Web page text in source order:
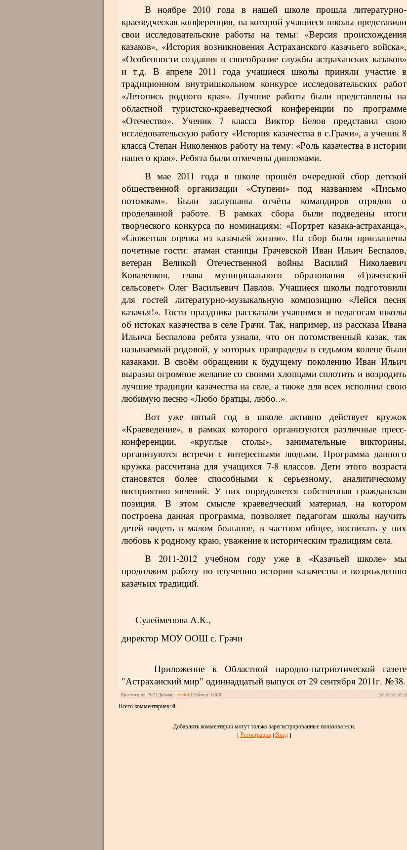
В ноябре 2010 года в нашей школе прошла литературно-
краеведческая конференция, на которой учащиеся школы представили
свои исследовательские работы на темы: «Версия происхождения
казаков», «История возникновения Астраханского казачьего войска»,
«Особенности создания и своеобразие службы астраханских казаков»
и т.д. В апреле 2011 года учащиеся школы приняли участие в
традиционном внутришкольном конкурсе исследовательских работ
«Летопись родного края». Лучшие работы были представлены на
областной туристско-краеведческой конференции по программе
«Отечество». Ученик 7 класса Виктор Белов представил свою
исследовательскую работу «История казачества в с.Грачи», а ученик 8
класса Степан Николенков работу на тему: «Роль казачества в истории
нашего края». Ребята были отмечены дипломами.
В мае 2011 года в школе прошёл очередной сбор детской
общественной организации «Ступени» под названием «Письмо
потомкам». Были заслушаны отчёты командиров отрядов о
проделанной работе. В рамках сбора были подведены итоги
творческого конкурса по номинациям: «Портрет казака-астраханца»,
«Сюжетная оценка из казачьей жизни». На сбор были приглашены
почетные гости: атаман станицы Грачевской Иван Ильич Беспалов,
ветеран Великой Отечественной войны Василий Николаевич
Коваленков, глава муниципального образования «Грачевский
сельсовет» Олег Васильевич Павлов. Учащиеся школы подготовили
для гостей литературно-музыкальную композицию «Лейся песня
казачья!». Гости праздника рассказали учащимся и педагогам школы
об истоках казачества в селе Грачи. Так, например, из рассказа Ивана
Ильича Беспалова ребята узнали, что он потомственный казак, так
называемый родовой, у которых прапрадеды в седьмом колене были
казаками. В своём обращении к будущему поколению Иван Ильич
выразил огромное желание со своими хлопцами сплотить и возродить
лучшие традиции казачества на селе, а также для всех исполнил свою
любимую песню «Любо братцы, любо..».
Вот уже пятый год в школе активно действует кружок
«Краеведение», в рамках которого организуются различные пресс-
конференции, «круглые столы», занимательные викторины,
организуются встречи с интересными людьми. Программа данного
кружка рассчитана для учащихся 7-8 классов. Дети этого возраста
становятся более способными к серьезному, аналитическому
восприятию явлений. У них определяется собственная гражданская
позиция. В этом смысле краеведческий материал, на котором
построена данная программа, позволяет педагогам школы научить
детей видеть в малом большое, в частном общее, воспитать у них
любовь к родному краю, уважение к историческим традициям села.
В 2011-2012 учебном году уже в «Казачьей школе» мы
продолжим работу по изучению истории казачества и возрождению
казачьих традиций.
Сулейменова А.К.,
директор МОУ ООШ с. Грачи
Приложение к Областной народно-патриотической газете
"Астраханский мир" одиннадцатый выпуск от 29 сентября 2011г. №38.
Просмотров: 702 |Добавил: strelok|Рейтинг: 0.0/0
Всего комментариев:0
Добавлять комментарии могут только зарегистрированные пользователи.
[Регистрация |Вход]